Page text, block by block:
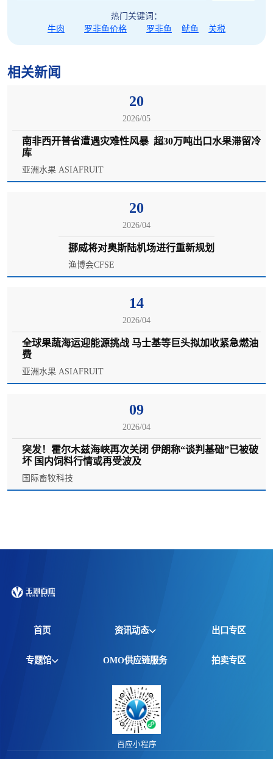
热门关键词：
牛肉
罗非鱼价格 罗非鱼 鱿鱼 关税
相关新闻
20
2026/05
南非西开普省遭遇灾难性风暴 超30万吨出口水果滞留冷
库
亚洲水果 ASIAFRUIT
20
2026/04
挪威将对奥斯陆机场进行重新规划
渔博会CFSE
14
2026/04
全球果蔬海运迎能源挑战 马士基等巨头拟加收紧急燃油
费
亚洲水果 ASIAFRUIT
09
2026/04
突发！霍尔木兹海峡再次关闭 伊朗称“谈判基础”已被破
坏 国内饲料行情或再受波及
国际畜牧科技
首页 资讯动态
全球资讯
价格行情
专题报告
出口专区
专题馆 OMO供应链服务 拍卖专区
百应小程序